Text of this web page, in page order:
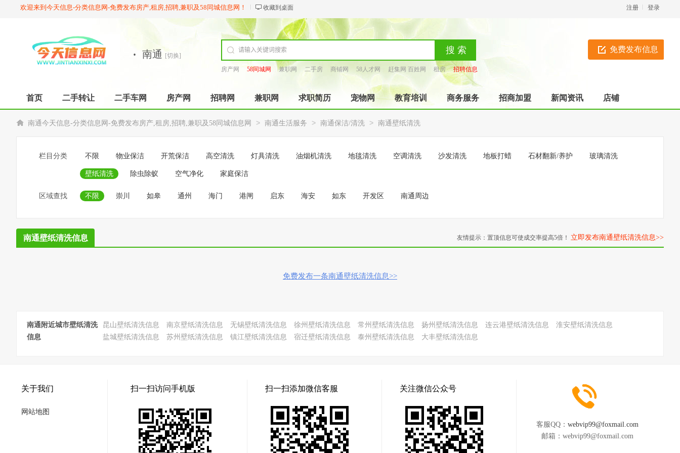
欢迎来到今天信息-分类信息网-免费发布房产,租房,招聘,兼职及58同城信息网！ 收藏到桌面 登录
注册
免费发布信息
· 南通
[切换]
房产网
58同城网 兼职网 二手房 商铺网 58人才网 赶集网 百姓网 租房
招聘信息
首页 二手转让 二手车网 房产网 招聘网 兼职网 求职简历 宠物网 教育培训 商务服务 招商加盟 新闻资讯 店铺
南通今天信息-分类信息网-免费发布房产,租房,招聘,兼职及58同城信息网 > 南通生活服务 > 南通保洁/清洗 > 南通壁纸清洗
栏目分类 不限 物业保洁 开荒保洁 高空清洗 灯具清洗 油烟机清洗 地毯清洗 空调清洗 沙发清洗 地板打蜡 石材翻新/养护 玻璃清洗
壁纸清洗 除虫除蚁 空气净化 家庭保洁
区域查找 不限 崇川 如皋 通州 海门 港闸 启东 海安 如东 开发区 南通周边
南通壁纸清洗信息 友情提示：置顶信息可使成交率提高5倍！ 立即发布南通壁纸清洗信息>>
免费发布一条南通壁纸清洗信息>>
南通附近城市壁纸清洗
信息
昆山壁纸清洗信息 南京壁纸清洗信息 无锡壁纸清洗信息 徐州壁纸清洗信息 常州壁纸清洗信息 扬州壁纸清洗信息 连云港壁纸清洗信息
淮安壁纸清洗信息
盐城壁纸清洗信息
苏州壁纸清洗信息 镇江壁纸清洗信息 宿迁壁纸清洗信息 泰州壁纸清洗信息 大丰壁纸清洗信息
关于我们
网站地图
扫一扫访问手机版 扫一扫添加微信客服 关注微信公众号
客服QQ： webvip99@foxmail.com
邮箱： webvip99@foxmail.com